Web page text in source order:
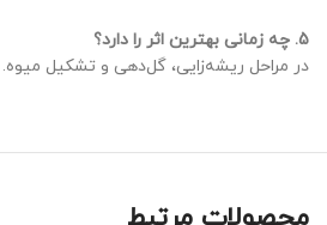
5. چه زمانی بهترین اثر را دارد؟
در مراحل ریشه‌زایی، گل‌دهی و تشکیل میوه.